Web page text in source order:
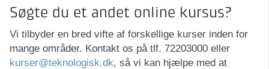
Søgte du et andet online kursus?
Vi tilbyder en bred vifte af forskellige kurser inden for
mange områder. Kontakt os på tlf. 72203000 eller
kurser@teknologisk.dk, så vi kan hjælpe med at